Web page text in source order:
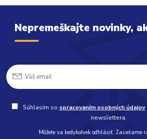
Nepremeškajte novinky,
Súhlasím so spracovaním osobných údajov
newslettera.
Môžete sa kedykoľvek odhlásiť. Zasielame